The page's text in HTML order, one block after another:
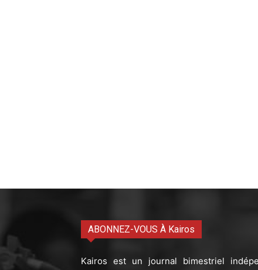
ABONNEZ-VOUS À Kairos
Kairos est un journal bimestriel